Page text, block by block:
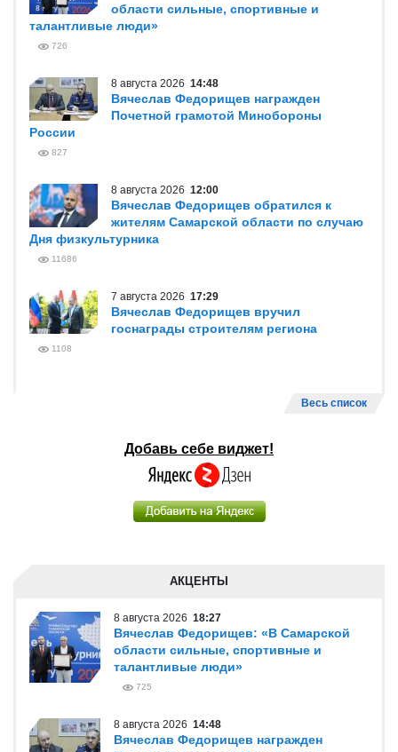
области сильные, спортивные и
талантливые люди»
726
8 августа 2026 14:48
Вячеслав Федорищев награжден
Почетной грамотой Минобороны
России
827
8 августа 2026 12:00
Вячеслав Федорищев обратился к
жителям Самарской области по случаю
Дня физкультурника
11686
7 августа 2026 17:29
Вячеслав Федорищев вручил
госнаграды строителям региона
1108
Весь список
Добавь себе виджет!
АКЦЕНТЫ
8 августа 2026 18:27
Вячеслав Федорищев: «В Самарской
области сильные, спортивные и
талантливые люди»
725
8 августа 2026 14:48
Вячеслав Федорищев награжден